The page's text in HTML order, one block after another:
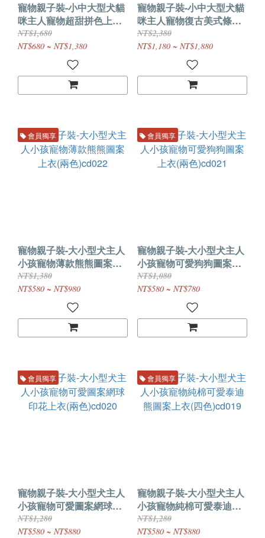
寵物親子裝-小中大型犬貓
咪主人寵物超甜拼色上衣
(三色)cd024
NT$1,680
NT$680 ~ NT$1,380
寵物親子裝-小中大型犬貓
咪主人寵物復古美式條紋
百搭上衣cd023
NT$2,380
NT$1,180 ~ NT$1,880
會員獨享
寵物親子裝-大小型犬主人
小孩寵物薄款熊熊圖案上
衣(兩色)cd022
NT$1,380
NT$580 ~ NT$980
會員獨享
寵物親子裝-大小型犬主人
小孩寵物可愛狗狗圖案上
衣(兩色)cd021
NT$1,080
NT$580 ~ NT$780
會員獨享
寵物親子裝-大小型犬主人
小孩寵物可愛圖案網球印
花上衣(兩色)cd020
NT$1,280
NT$580 ~ NT$880
會員獨享
寵物親子裝-大小型犬主人
小孩寵物純棉可愛泰迪熊
圖案上衣(四色)cd019
NT$1,280
NT$580 ~ NT$880